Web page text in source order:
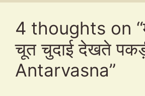
4 thoughts on
चूत चुदाई देखते
Antarvasna”